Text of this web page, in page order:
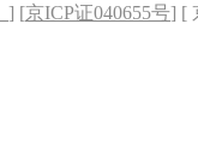
] [京ICP证040655号] [